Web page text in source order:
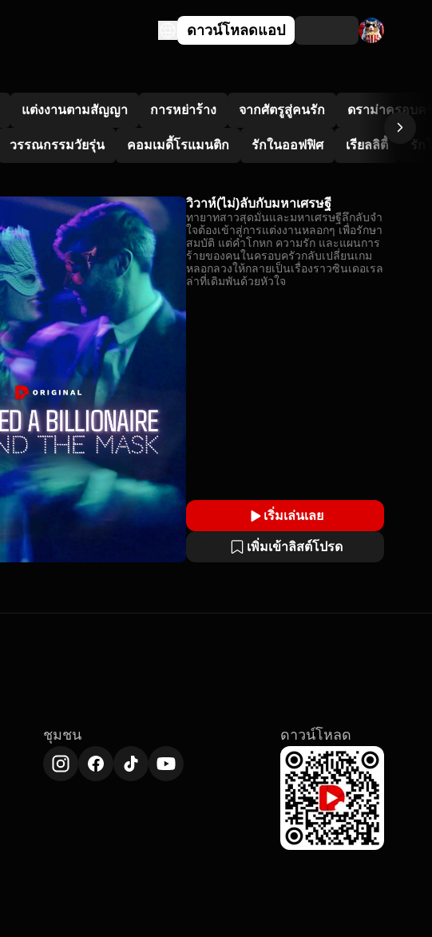
ดาวน์โหลดแอป
แต่งงานตามสัญญา การหย่าร้าง จากศัตรูสู่คนรัก ดราม่าครอบค
วรรณกรรมวัยรุ่น คอมเมดี้โรแมนติก รักในออฟฟิศ เรียลลิตี้ รัก
วิวาห์(ไม่)ลับกับมหาเศรษฐี
ทายาทสาวสุดมั่นและมหาเศรษฐีลึกลับจำ
ใจต้องเข้าสู่การแต่งงานหลอกๆ เพื่อรักษา
สมบัติ แต่คำโกหก ความรัก และแผนการ
ร้ายของคนในครอบครัวกลับเปลี่ยนเกม
หลอกลวงให้กลายเป็นเรื่องราวซินเดอเรล
ล่าที่เดิมพันด้วยหัวใจ
เริ่มเล่นเลย
เพิ่มเข้าลิสต์โปรด
ชุมชน ดาวน์โหลด